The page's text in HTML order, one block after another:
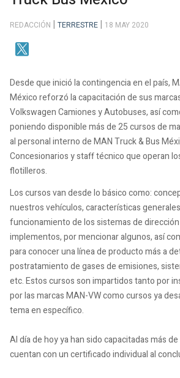
REDACCIÓN TERRESTRE 18 MAY 2020
Desde que inició la contingencia en el país,
México reforzó la capacitación de sus
Volkswagen Camiones y Autobuses, así
poniendo disponible más de 25 cursos de
al personal interno de MAN Truck & Bus
Concesionarios y staff técnico que operan
flotilleros.
Los cursos van desde lo básico como:
nuestros vehículos, características
funcionamiento de los sistemas de
implementos, por mencionar algunos, así
para conocer una línea de producto más a
postratamiento de gases de emisiones,
etc. Estos cursos son impartidos tanto por
por las marcas MAN-VW como cursos ya
tema en específico.
Al día de hoy ya han sido capacitadas más
cuentan con un certificado individual al